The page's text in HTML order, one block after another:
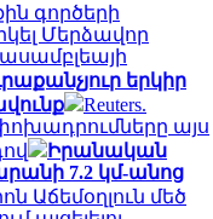
գործերի
Մերձավոր
երկիր
Reuters.
այս
Իրանական
7.2 կմ-անոց
Աճեմօղլուն մեծ